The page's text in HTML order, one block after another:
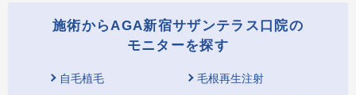
施術からAGA新宿サザンテラス口院の
モニターを探す
自毛植毛 毛根再生注射